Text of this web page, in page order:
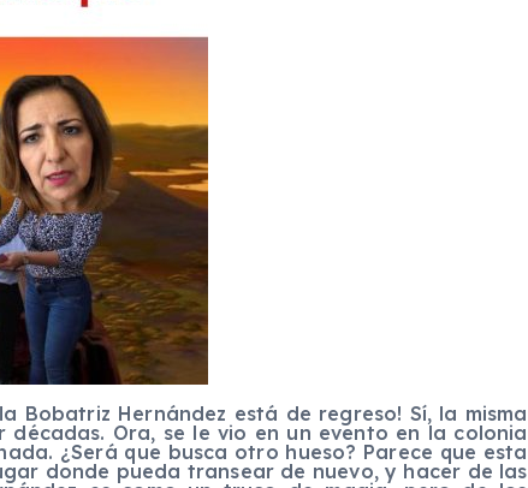
la Bobatriz Hernández está de regreso! Sí, la misma
Ora, se le vio en un evento en la colonia
¿Será que busca otro hueso? Parece que esta
donde pueda transear de nuevo, y hacer de las